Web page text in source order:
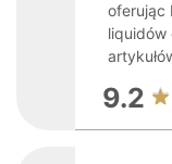
oferując
liquidów
9.2